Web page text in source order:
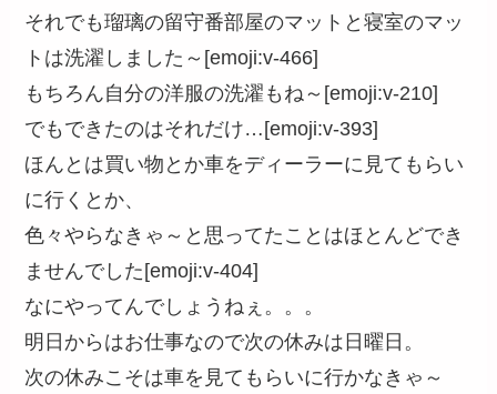
それでも瑠璃の留守番部屋のマットと寝室のマッ
トは洗濯しました～[emoji:v-466]
もちろん自分の洋服の洗濯もね～[emoji:v-210]
でもできたのはそれだけ…[emoji:v-393]
ほんとは買い物とか車をディーラーに見てもらい
に行くとか、
色々やらなきゃ～と思ってたことはほとんどでき
ませんでした[emoji:v-404]
なにやってんでしょうねぇ。。。
明日からはお仕事なので次の休みは日曜日。
次の休みこそは車を見てもらいに行かなきゃ～